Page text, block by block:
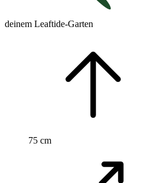
deinem Leaftide-Garten
75 cm